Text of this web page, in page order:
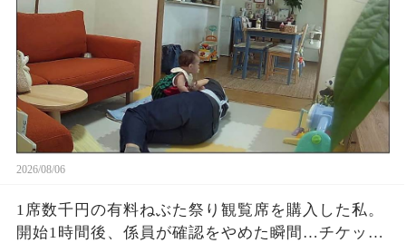
2026/08/06
1席数千円の有料ねぶた祭り観覧席を購入した私。
開始1時間後、係員が確認をやめた瞬間…チケット